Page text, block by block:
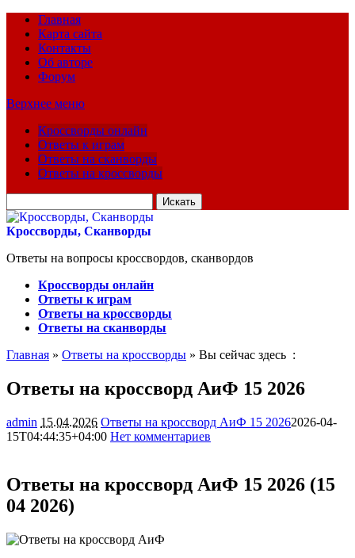
Главная
Карта сайта
Контакты
Об авторе
Форум
Верхнее меню
Кроссворды онлайн
Ответы к играм
Ответы на сканворды
Ответы на кроссворды
для:
Кроссворды, Сканворды
Ответы на вопросы кроссвордов, сканвордов
Кроссворды онлайн
Ответы к играм
Ответы на кроссворды
Ответы на сканворды
Главная » Ответы на кроссворды » Вы сейчас здесь :
Ответы на кроссворд АиФ 15 2026
admin 15.04.2026 Ответы на кроссворд АиФ 15 20262026-04-
15T04:44:35+04:00 Нет комментариев
Ответы на кроссворд АиФ 15 2026 (15
04 2026)